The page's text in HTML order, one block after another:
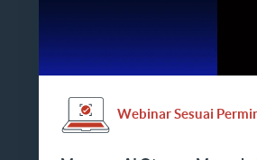
Webinar Sesuai